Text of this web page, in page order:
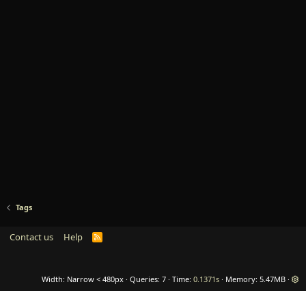
Tags
Contact us Help
R
Width Queries 7 Time 0.1371s Memory 5.47MB